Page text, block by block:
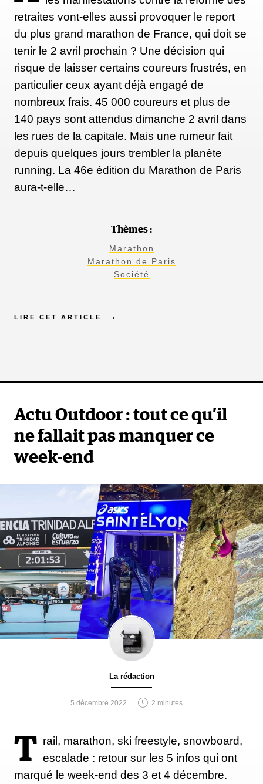
détenteur du record, Antonio Arreola, va chercher à
le reprendre lors d'une course en début d'année.
Mais Iain aime cette incertitude de la compétition.
"Ce qui est bien avec ce genre de record, c'est que je
sais que quelqu'un va le battre, mais si je cours bien
à Boston en 2021, alors j'aurai une chance de le
récupérer", avance-t-il. "C'est drôle, parce que c'est
un peu le dernier debout qui gagnera !"
retraites vont-elles aussi provoquer le report
du plus grand marathon de France, qui doit se
tenir le 2 avril prochain ? Une décision qui
risque de laisser certains coureurs frustrés, en
particulier ceux ayant déjà engagé de
nombreux frais. 45 000 coureurs et plus de
140 pays sont attendus dimanche 2 avril dans
les rues de la capitale. Mais une rumeur fait
depuis quelques jours trembler la planète
running. La 46e édition du Marathon de Paris
aura-t-elle…
Thèmes :
Marathon
Marathon de Paris
Société
LIRE CET ARTICLE
Actu Outdoor : tout ce qu’il
ne fallait pas manquer ce
week-end
La rédaction
5 décembre 2022 2 minutes
T rail, marathon, ski freestyle, snowboard,
escalade : retour sur les 5 infos qui ont
marqué le week-end des 3 et 4 décembre.